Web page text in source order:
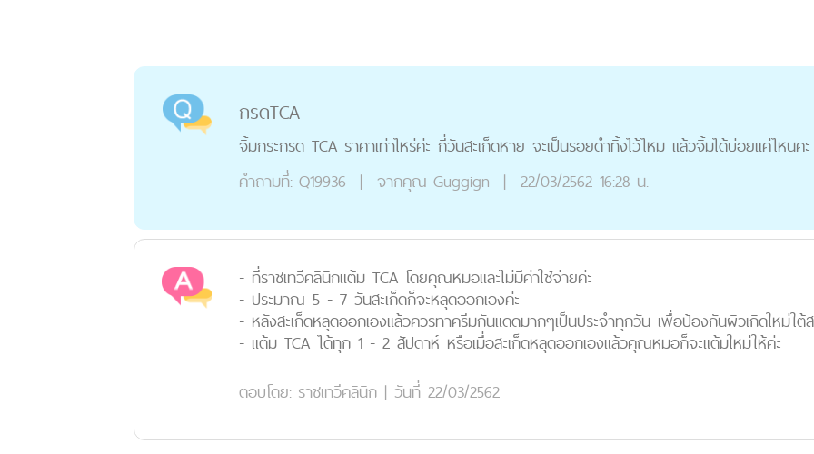
กรดTCA
จิ้มกระกรด TCA ราคาเท่าไหร่ค่ะ กี่วันสะเก็ดหาย จะเป็นรอยดำทิ้งไว้ไหม แล้วจิ้มได้บ่อยแค่ไหนคะ
คำถามที่: Q19936 | จากคุณ Guggign | 22/03/2562 16:28 น.
- ที่ราชเทวีคลินิกแต้ม TCA โดยคุณหมอและไม่มีค่าใช้จ่ายค่ะ
- ประมาณ 5 - 7 วันสะเก็ดก็จะหลุดออกเองค่ะ
- หลังสะเก็ดหลุดออกเองแล้วควรทาครีมกันแดดมากๆเป็นประจำทุกวัน เพื่อป้องกันผิวเกิดใหม่ใต้
- แต้ม TCA ได้ทุก 1 - 2 สัปดาห์ หรือเมื่อสะเก็ดหลุดออกเองแล้วคุณหมอก็จะแต้มใหม่ให้ค่ะ
ตอบโดย: ราชเทวีคลินิก | วันที่ 22/03/2562